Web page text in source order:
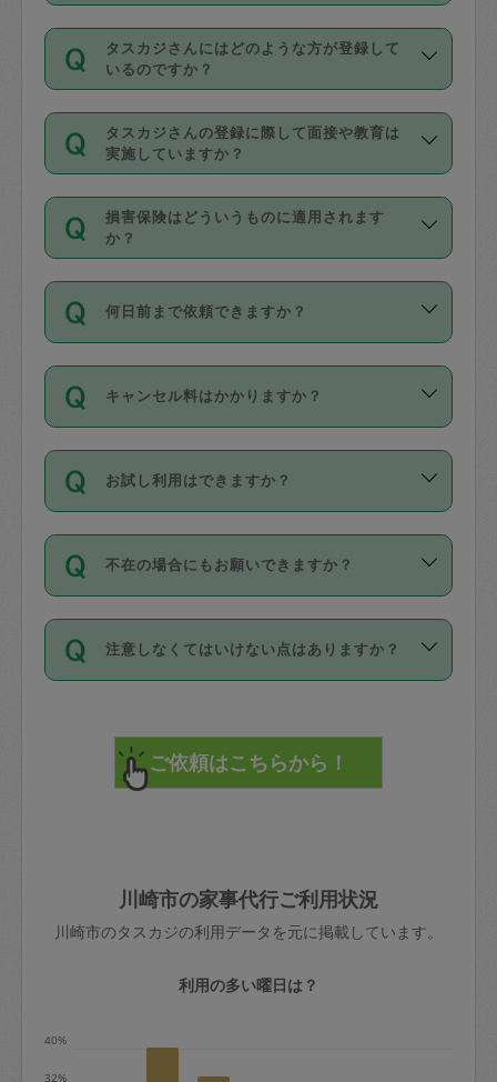
なお、タスカジさんの交通費も、依頼料
金のご請求と合わせてお支払いとなりま
動計算で表示されます。
（例：毎週定期の場合は３回以上のキャ
ンセルが有償（1200円、隔週定期の場合
は２回以上のキャンセルが有償（1200
・ＡＭ ９時～１２時
・ＰＭ １３時～１６時
・夜 １８時～２１時
開始時間を２時間前後変更することが可
能です。依頼送信後、個別にタスカジさ
んにメッセージを送り調整してくださ
い。ただし、２時間を越えての調整はで
時間も被らない場合、損害保険の対象外
掃除、整理収納、洗濯、買い物、料理、
作り置きです。タスカジさんによってで
きる仕事の範囲が異なりますので、依頼
する前にタスカジさんのプロフィールで
確認してください。
基本的に、高所での作業や危険作業、屋
外での作業は対象外です。
タスカジさんにはどのような方が登録して
いるのですか？
主婦として長年の家事経験をお持ちの
方、栄養士・調理師といった資格者で保
育園や学校の給食やレストランで料理関
係の専門職に従事されていた方、日本で
すでにハウスキーパーや英語の先生とし
てお仕事をしているフィリピン出身の
社員など様々なバックグラウンドの方が
登録しています。
日本語も話せる方など様々です。
ールに記載していますので、各自の得意
を依頼してください。
タスカジさんの登録に際して面接や教育は
実施していますか？
応募の際に、各自事務局との面接と説明
を行っています。その後、身分証明書の
写真提出をしていただいています。外国
確認しています。タスカジさんトレーニ
ング動画を使ったセルフトレーニングの
現場トライアルを受け、合格したタスカ
ジさんが活動されています。
※テストセンターの講評は１件目のレビュ
参考
【詳細】タスカジさんの登録に際
損害保険はどういうものに適用されます
か？
依頼者とタスカジさんとの間でタスカジ
を通して成立した作業時間内での作業に
適用されます。作業範囲は、掃除、洗
です。作業中に物を壊したり、人にけが
をさせたりした場合が対象で、補償金額
す。
写真を撮り、
詳細FAQ：
損害賠償保険について教えて
何日前まで依頼できますか？
ご依頼は、現在を起点に3日後（72時間
以降）の日時から受付可能となっていま
す。
タスカジさんへ「募集」をかけることが
可能です。
キャンセル料はかかりますか？
キャンセル料には、以下の2種類がありま
す。
1. 直前キャンセル（定期、スポット契約
共通）
72時間を超える※と、以下のキャンセル
料が発生します。
直前キャンセル料：
72時間前〜24時間前＝依頼料金の50%
依頼者不在による当日キャンセル＝依頼
金額の100%＋交通費全額
※例：依頼日時／土曜日午前9時開始の場
お試し利用はできますか？
「お試し利用」というメニューはありま
せんが、「一回のみ」依頼を活用するこ
とによって、気に入ったタスカジさんを
まず、条件の合う気になるタスカジさ
みてください。
その後、一番気に入ったタスカジさんに
不在の場合にもお願いできますか？
不在の場合の作業はタスカジさんの同意
が必要です。数回の依頼ののち、タスカ
ジさんと依頼者の間で十分な信頼関係が
てください。
不在時に部屋に入るためにタスカジさん
きた場合は損害保険の対象外となるので
ご注意ください。
注意しなくてはいけない点はありますか？
で、必ず鍵のかかるロッカーや金庫に入
れて依頼者の責任の元管理するよう心掛
けてください。
玉、など
あわせてこちらも参照ください：初めて
はありますか？
川崎市の家事代行ご利用状況
川崎市のタスカジの利用データを元に掲載しています。
利用の多い曜日は？
32%
40%